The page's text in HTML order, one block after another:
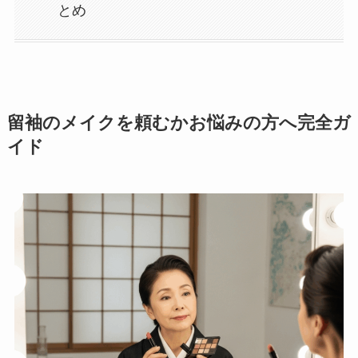
とめ
留袖のメイクを頼むかお悩みの方へ完全ガ
イド